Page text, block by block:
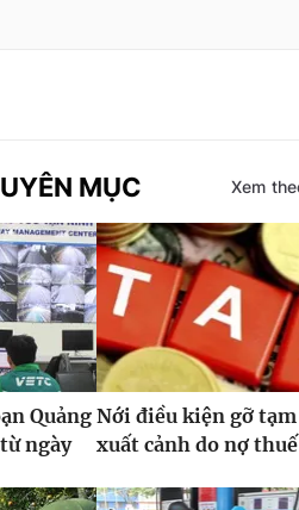
MỤC Xem
Quảng
ngày
Nới điều kiện gỡ
xuất cảnh do nợ thuế